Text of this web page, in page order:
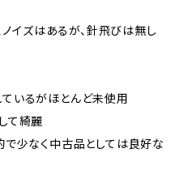
イズはあるが、針飛びは無し
いるがほとんど未使用
て綺麗
少なく中古品としては良好な